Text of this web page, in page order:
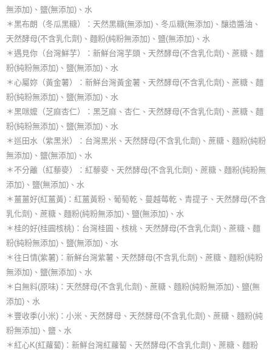
無添加)、鹽(無添加)、水
＊黑布朗（冬瓜黑糖）：天然黑糖(無添加)、冬瓜糖(無添加)、釀造醬油、
天然酵母(不含乳化劑)、麵粉(純粉無添加)、鹽(無添加)、水
＊遇見你（台灣鮮芋）：新鮮台灣芋頭、天然酵母(不含乳化劑)、蔗糖、麵
粉(純粉無添加)、鹽(無添加)、水
＊心屬妳（黃金薯）：新鮮台灣黃金薯、天然酵母(不含乳化劑)、蔗糖、麵
粉(純粉無添加)、鹽(無添加)、水
＊黑咪嬤（芝麻杏仁）：黑芝麻、杏仁、天然酵母(不含乳化劑)、蔗糖、麵
粉(純粉無添加)、鹽(無添加)、水
＊巡田水（紫黑米）：台灣黑米、天然酵母(不含乳化劑)、蔗糖、麵粉(純粉
無添加)、鹽(無添加)、水
＊不分離（紅藜麥）：紅藜麥、天然酵母(不含乳化劑)、蔗糖、麵粉(純粉無
添加)、鹽(無添加)、水
＊薑薑好(紅薑黃)：紅薑黃粉、葡萄乾、蔓越莓乾、青提子、天然酵母(不含
乳化劑)、蔗糖、麵粉(純粉無添加)、鹽(無添加)、水
＊桂的好(桂圓核桃)：台灣桂圓、核桃、天然酵母(不含乳化劑)、蔗糖、麵
粉(純粉無添加)、鹽(無添加)、水
＊往日情(紫薯)：新鮮台灣紫薯、天然酵母(不含乳化劑)、蔗糖、麵粉(純粉
無添加)、鹽(無添加)、水
＊白無料(原味)：天然酵母(不含乳化劑)、蔗糖、麵粉(純粉無添加)、鹽(無
添加)、水
＊豐收季(小米)：小米、天然酵母、天然酵母(不含乳化劑)、蔗糖、麵粉(純
粉無添加)、鹽、水
＊紅心K(紅蘿蔔)：新鮮台灣紅蘿蔔、天然酵母(不含乳化劑)、蔗糖、麵粉